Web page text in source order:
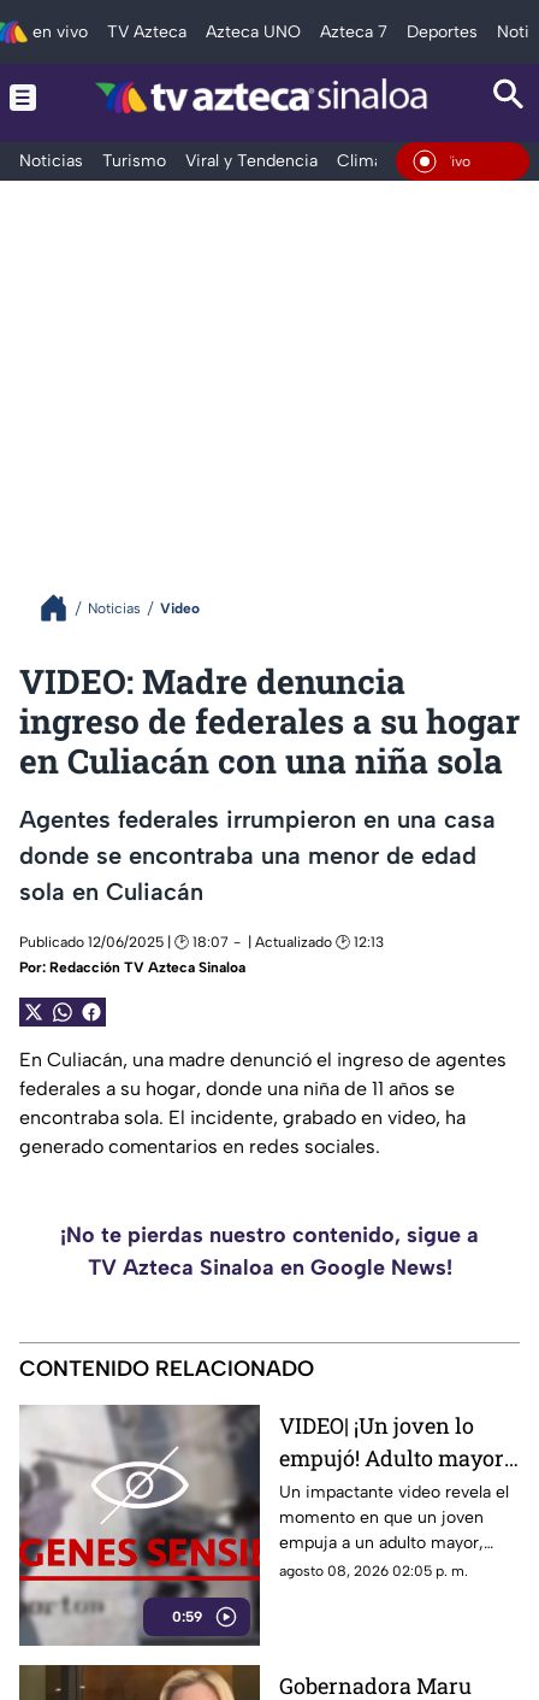
en vivo TV Azteca Azteca UNO Azteca 7 Deportes
Noticias Turismo Viral y Tendencia Clima Deportes
En Vivo
Noticias Video
VIDEO: Madre denuncia
ingreso de federales a su hogar
en Culiacán con una niña sola
Agentes federales irrumpieron en una casa
donde se encontraba una menor de edad
sola en Culiacán
Publicado 12/06/2025 | 🕑 18:07
| Actualizado 🕑 12:13
Por: Redacción TV Azteca Sinaloa
En Culiacán, una madre denunció el ingreso de agentes
federales a su hogar, donde una niña de 11 años se
encontraba sola. El incidente, grabado en video, ha
generado comentarios en redes sociales.
¡No te pierdas nuestro contenido, sigue a
TV Azteca Sinaloa en Google News!
CONTENIDO RELACIONADO
0:59
VIDEO| ¡Un joven lo
empujó! Adulto mayor
muere atropellado por
un tráiler
Un impactante video revela el
momento en que un joven
empuja a un adulto mayor,
provocando su muerte al ser
agosto 08, 2026 02:05 p. m.
Gobernadora Maru